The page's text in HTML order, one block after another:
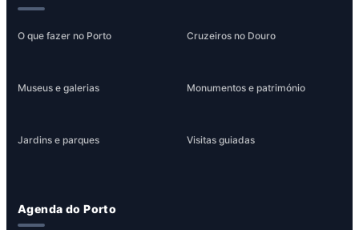
O que fazer no Porto Cruzeiros no Douro
Museus e galerias Monumentos e património
Jardins e parques Visitas guiadas
Agenda do Porto